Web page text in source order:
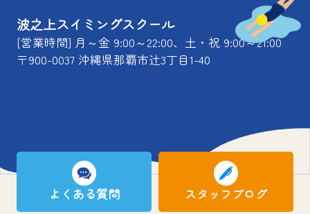
波之上スイミングスクール
[営業時間] 月～金 9:00～22:00、土・祝 9:00～21:00
〒900-0037 沖縄県那覇市辻3丁目1-40
よくある質問 スタッフブログ